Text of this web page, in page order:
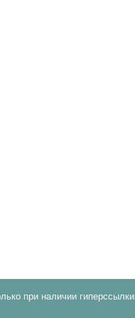
при наличии гиперссылки